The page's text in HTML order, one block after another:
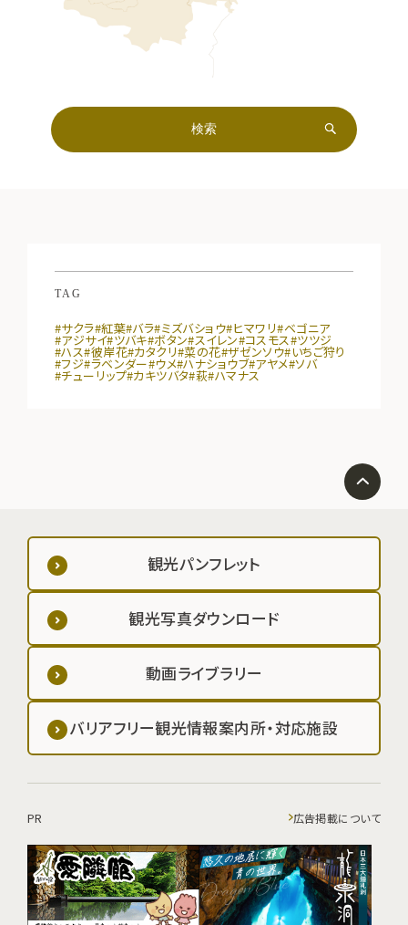
TAG
#サクラ#紅葉#バラ#ミズバショウ#ヒマワリ#ベゴニア
#アジサイ#ツバキ#ボタン#スイレン#コスモス#ツツジ
#ハス#彼岸花#カタクリ#菜の花#ザゼンソウ#いちご狩り
#フジ#ラベンダー#ウメ#ハナショウブ#アヤメ#ソバ
#チューリップ#カキツバタ#萩#ハマナス
観光パンフレット
観光写真ダウンロード
動画ライブラリー
バリアフリー観光情報案内所・対応施設
PR 広告掲載について